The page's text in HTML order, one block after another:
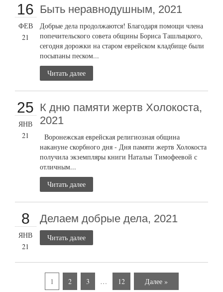
16
ФЕВ
21
Быть неравнодушным, 2021
Добрые дела продолжаются! Благодаря помощи члена
попечительского совета общины Бориса Ташлыцкого,
сегодня дорожки на старом еврейском кладбище были
посыпаны песком...
Читать далее
25
ЯНВ
21
К дню памяти жертв Холокоста,
2021
Воронежская еврейская религиозная община
накануне скорбного дня - Дня памяти жертв Холокоста
получила экземпляры книги Натальи Тимофеевой с
отличным...
Читать далее
8
ЯНВ
21
Делаем добрые дела, 2021
Читать далее
1 2 3 … 12 Далее »